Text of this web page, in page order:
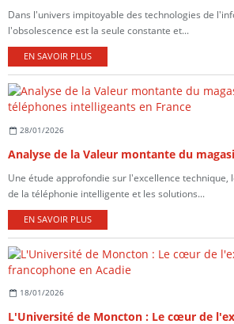
Dans l'univers impitoyable des technologies de
l'obsolescence est la seule constante et...
EN SAVOIR PLUS
28/01/2026
Une étude approfondie sur l'excellence technique,
de la téléphonie intelligente et les solutions...
EN SAVOIR PLUS
18/01/2026